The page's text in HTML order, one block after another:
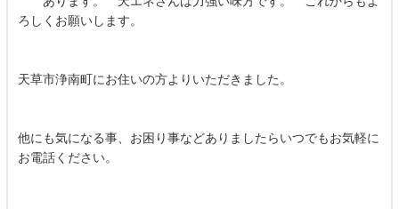
ろしくお願いします。
天草市浄南町にお住いの方よりいただきました。
他にも気になる事、お困り事などありましたらいつでもお気軽に
お電話ください。